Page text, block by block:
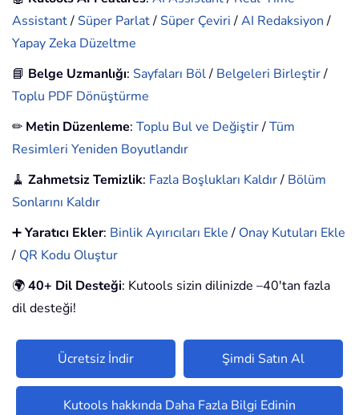
Assistant/ Süper Parlat/ Süper Çeviri/AI Redaksiyon/
Yapay Zeka Düzeltme
📘 Belge Uzmanlığı: Sayfaları Böl/ Belgeleri Birleştir/
Toplu PDF Dönüştürme
✏ Metin Düzenleme: Toplu Bul ve Değiştir/Tüm
Resimleri Yeniden Boyutlandır
🧹 Zahmetsiz Temizlik: Fazla Boşlukları Kaldır/ Bölüm
Sonlarını Kaldır
➕Yaratıcı Ekler: Binlik Ayırıcıları Ekle/ Onay Kutuları Ekle
/ QR Kodu Oluştur
🌍40+ Dil Desteği: Kutools sizin dilinizde –40'tan fazla
dil desteği!
Ücretsiz İndir Şimdi Satın Al
Kutools hakkında Daha Fazla Bilgi Edinin